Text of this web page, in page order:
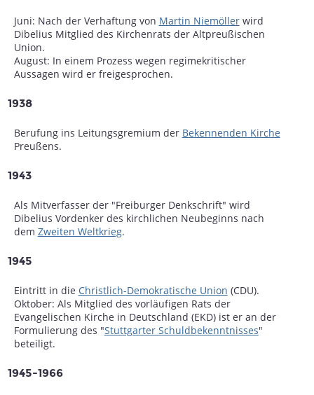
Juni: Nach der Verhaftung von Martin Niemöllerwird
Dibelius Mitglied des Kirchenrats der Altpreußischen
Union.
August: In einem Prozess wegen regimekritischer
Aussagen wird er freigesprochen.
1938
Berufung ins Leitungsgremium der Bekennenden Kirche
Preußens.
1943
Als Mitverfasser der "Freiburger Denkschrift" wird
Dibelius Vordenker des kirchlichen Neubeginns nach
dem Zweiten Weltkrieg.
1945
Eintritt in die Christlich-Demokratische Union (CDU).
Oktober: Als Mitglied des vorläufigen Rats der
Evangelischen Kirche in Deutschland (EKD) ist er an der
Formulierung des "Stuttgarter Schuldbekenntnisses"
beteiligt.
1945-1966